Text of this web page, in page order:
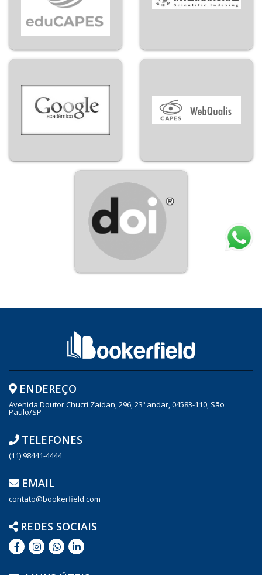
ENDEREÇO
Avenida Doutor Chucri Zaidan, 296, 23º andar, 04583-110, São
Paulo/SP
TELEFONES
(11) 98441-4444
EMAIL
contato@bookerfield.com
REDES SOCIAIS